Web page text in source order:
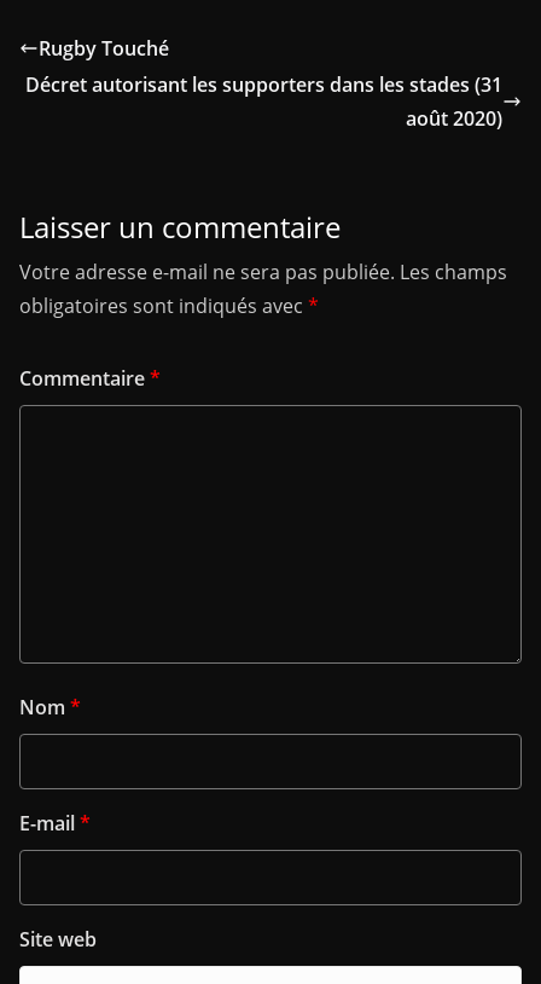
Rugby Touché
Décret autorisant les supporters dans les stades (31
août 2020)
Laisser un commentaire
Votre adresse e-mail ne sera pas publiée. Les champs
obligatoires sont indiqués avec *
Commentaire*
Nom *
E-mail*
Site web